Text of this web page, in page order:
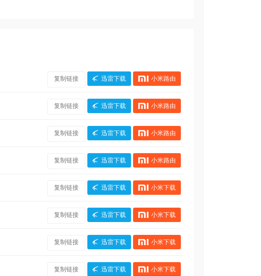
复制链接 迅雷下载 小米路由
复制链接 迅雷下载 小米路由
复制链接 迅雷下载 小米路由
复制链接 迅雷下载 小米路由
复制链接 迅雷下载 小米下载
复制链接 迅雷下载 小米下载
复制链接 迅雷下载 小米下载
复制链接 迅雷下载 小米下载